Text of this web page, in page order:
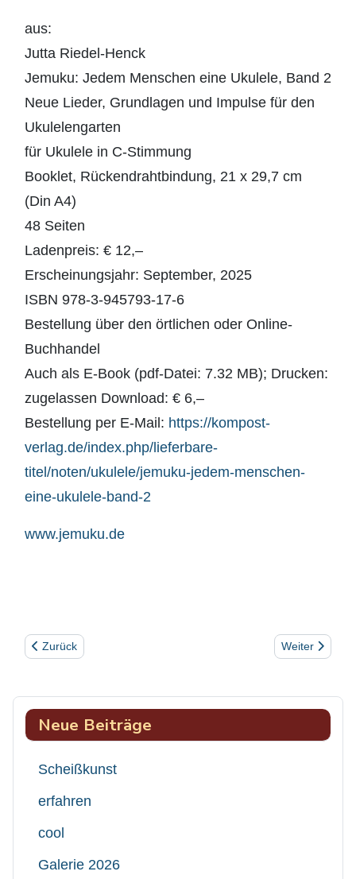
aus:
Jutta Riedel-Henck
Jemuku: Jedem Menschen eine Ukulele, Band 2
Neue Lieder, Grundlagen und Impulse für den
Ukulelengarten
für Ukulele in C-Stimmung
Booklet, Rückendrahtbindung, 21 x 29,7 cm
(Din A4)
48 Seiten
Ladenpreis: € 12,–
Erscheinungsjahr: September, 2025
ISBN 978-3-945793-17-6
Bestellung über den örtlichen oder Online-
Buchhandel
Auch als E-Book (pdf-Datei: 7.32 MB); Drucken:
zugelassen Download: € 6,–
Bestellung per E-Mail: https://kompost-
verlag.de/index.php/lieferbare-
titel/noten/ukulele/jemuku-jedem-menschen-
eine-ukulele-band-2
www.jemuku.de
Vorheriger Beitrag: Geld
Zurück Nächster
Weiter
Neue Beiträge
Scheißkunst
erfahren
cool
Galerie 2026